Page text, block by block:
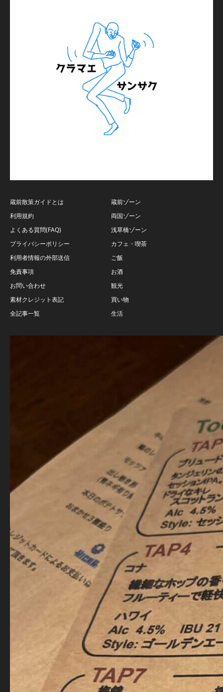
蔵前散策ガイドとは
利用規約
よくある質問(FAQ)
プライバシーポリシー
利用者情報の外部送信
免責事項
お問い合わせ
素材クレジット表記
全記事一覧
蔵前ゾーン
両国ゾーン
浅草橋ゾーン
カフェ・喫茶
ご飯
お酒
観光
買い物
生活